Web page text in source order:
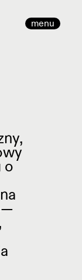
menu
CASE
BEZ
I SŁUŻBA
o